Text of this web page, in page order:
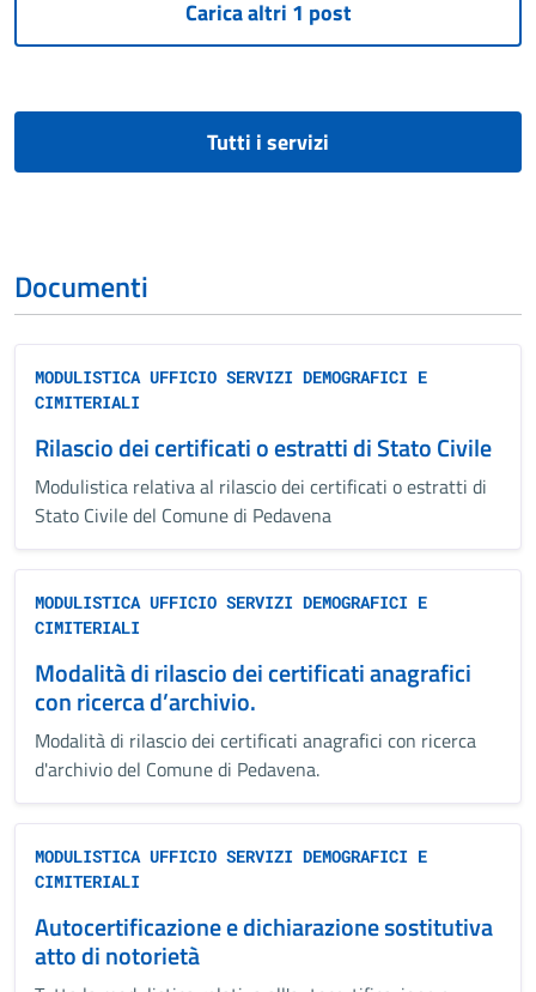
Tutti i servizi
Documenti
MODULISTICA UFFICIO SERVIZI DEMOGRAFICI E
CIMITERIALI
Rilascio dei certificati o estratti di Stato Civile
Modulistica relativa al rilascio dei certificati o estratti di
Stato Civile del Comune di Pedavena
MODULISTICA UFFICIO SERVIZI DEMOGRAFICI E
CIMITERIALI
Modalità di rilascio dei certificati anagrafici
con ricerca d’archivio.
Modalità di rilascio dei certificati anagrafici con ricerca
d'archivio del Comune di Pedavena.
MODULISTICA UFFICIO SERVIZI DEMOGRAFICI E
CIMITERIALI
Autocertificazione e dichiarazione sostitutiva
atto di notorietà